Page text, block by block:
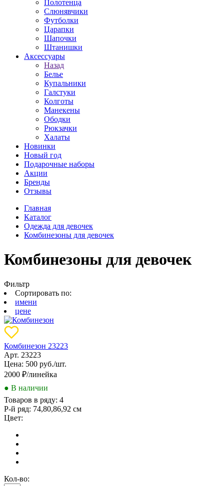
Полотенца
Слюнявчики
Футболки
Царапки
Шапочки
Штанишки
Аксессуары
Назад
Белье
Купальники
Галстуки
Колготы
Манекены
Ободки
Рюкзачки
Халаты
Новинки
Новый год
Подарочные наборы
Акции
Бренды
Отзывы
Главная
Каталог
Одежда для девочек
Комбинезоны для девочек
Комбинезоны для девочек
Фильтр
Сортировать по:
имени
цене
Комбинезон 23223
Арт. 23223
Цена: 500 руб./шт.
2000 ₽/линейка
● В наличии
Товаров в ряду: 4
Р-й ряд: 74,80,86,92 см
Цвет:
Кол-во: